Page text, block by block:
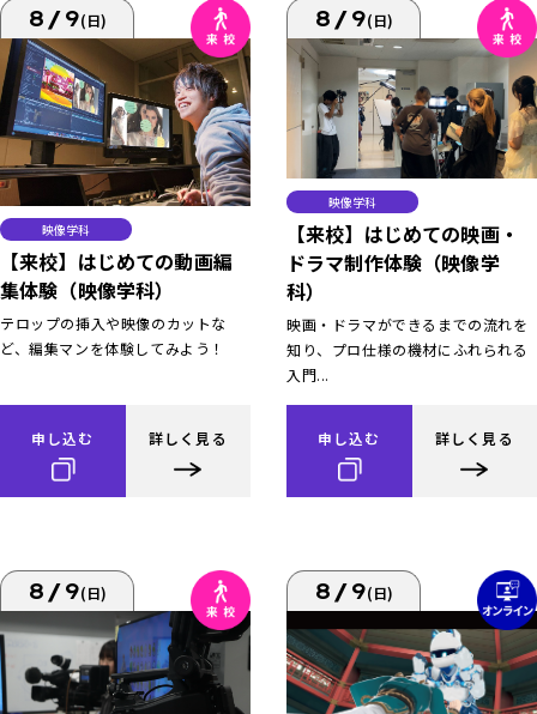
8/9(日)
映像学科
【来校】はじめての動画編
集体験（映像学科）
テロップの挿入や映像のカットな
ど、編集マンを体験してみよう！
申し込む 詳しく見る
8/9(日)
映像学科
【来校】はじめての映画・
ドラマ制作体験（映像学
科）
映画・ドラマができるまでの流れを
知り、プロ仕様の機材にふれられる
入門...
申し込む 詳しく見る
8/9(日) 8/9(日)